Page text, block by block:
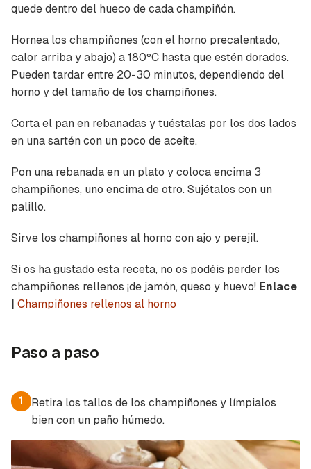
quede dentro del hueco de cada champiñón.
Hornea los champiñones (con el horno precalentado,
calor arriba y abajo) a 180ºC hasta que estén dorados.
Pueden tardar entre 20-30 minutos, dependiendo del
horno y del tamaño de los champiñones.
Corta el pan en rebanadas y tuéstalas por los dos lados
en una sartén con un poco de aceite.
Pon una rebanada en un plato y coloca encima 3
champiñones, uno encima de otro. Sujétalos con un
palillo.
Sirve los champiñones al horno con ajo y perejil.
Si os ha gustado esta receta, no os podéis perder los
champiñones rellenos ¡de jamón, queso y huevo! Enlace
| Champiñones rellenos al horno
Paso a paso
1
Retira los tallos de los champiñones y límpialos
bien con un paño húmedo.